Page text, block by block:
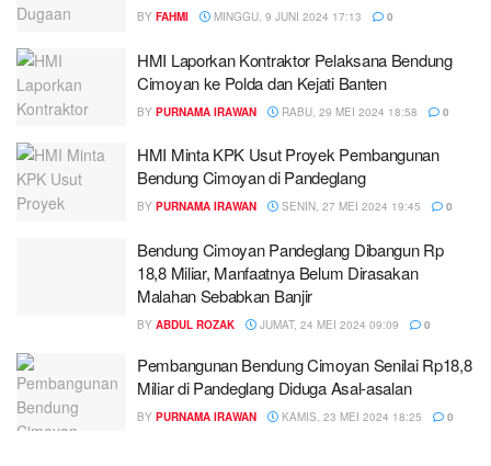
BY FAHMI MINGGU, 9 JUNI 2024 17:13 0
HMI Laporkan Kontraktor Pelaksana Bendung
Cimoyan ke Polda dan Kejati Banten
BY PURNAMA IRAWAN RABU, 29 MEI 2024 18:58 0
HMI Minta KPK Usut Proyek Pembangunan
Bendung Cimoyan di Pandeglang
BY PURNAMA IRAWAN SENIN, 27 MEI 2024 19:45 0
Bendung Cimoyan Pandeglang Dibangun Rp
18,8 Miliar, Manfaatnya Belum Dirasakan
Malahan Sebabkan Banjir
BY ABDUL ROZAK JUMAT, 24 MEI 2024 09:09 0
Pembangunan Bendung Cimoyan Senilai Rp18,8
Miliar di Pandeglang Diduga Asal-asalan
BY PURNAMA IRAWAN KAMIS, 23 MEI 2024 18:25 0